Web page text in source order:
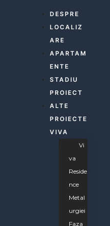
DESPRE
LOCALIZ
ARE
APARTAM
ENTE
STADIU
PROIECT
ALTE
PROIECTE
VIVA
Vi
Va
Reside
Nce
Metal
Urgiei
Faza